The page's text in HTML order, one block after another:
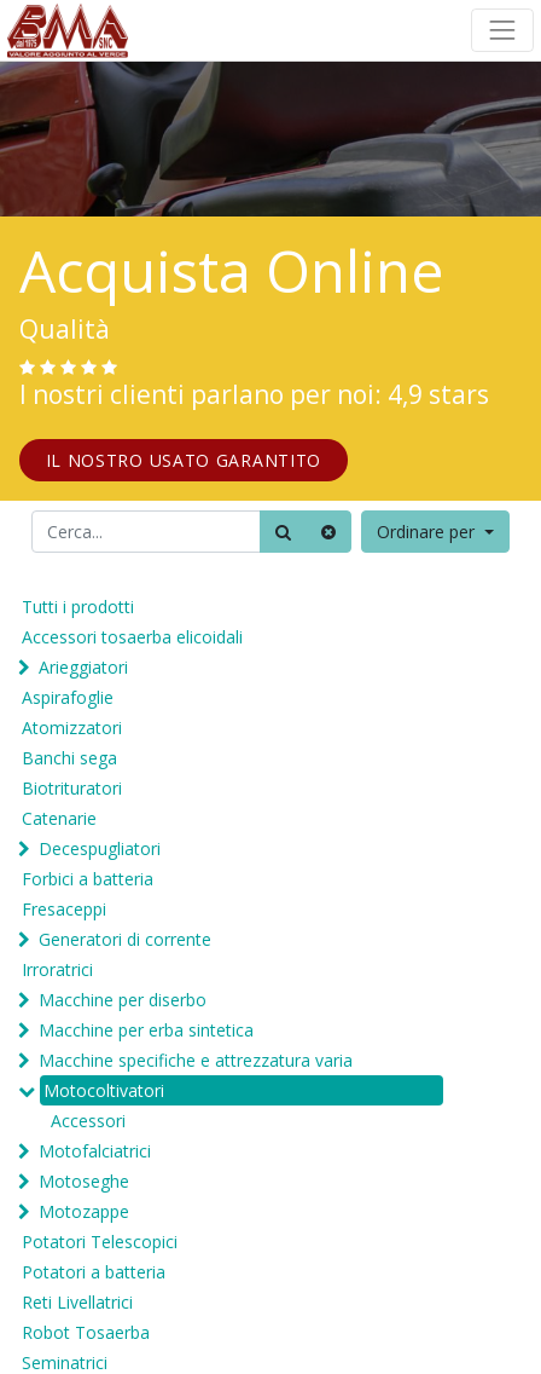
Acquista Online
Qualità
I nostri clienti parlano per noi: 4,9 stars
IL NOSTRO USATO GARANTITO
Ordinare per
Tutti i prodotti
Accessori tosaerba elicoidali
Arieggiatori
Aspirafoglie
Atomizzatori
Banchi sega
Biotrituratori
Catenarie
Decespugliatori
Forbici a batteria
Fresaceppi
Generatori di corrente
Irroratrici
Macchine per diserbo
Macchine per erba sintetica
Macchine specifiche e attrezzatura varia
Motocoltivatori
Accessori
Motofalciatrici
Motoseghe
Motozappe
Potatori Telescopici
Potatori a batteria
Reti Livellatrici
Robot Tosaerba
Seminatrici